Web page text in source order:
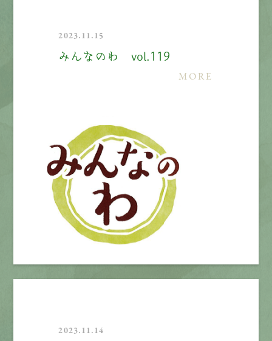
2023.11.15
みんなのわ vol.119
MORE
2023.11.14